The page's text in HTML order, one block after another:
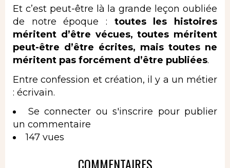
Et c’est peut-être là la grande leçon oubliée
de notre époque : toutes les histoires
méritent d’être vécues, toutes méritent
peut-être d’être écrites, mais toutes ne
méritent pas forcément d’être publiées.
Entre confession et création, il y a un métier
: écrivain.
Se connecter ou s'inscrire pour publier
un commentaire
147 vues
COMMENTAIRES